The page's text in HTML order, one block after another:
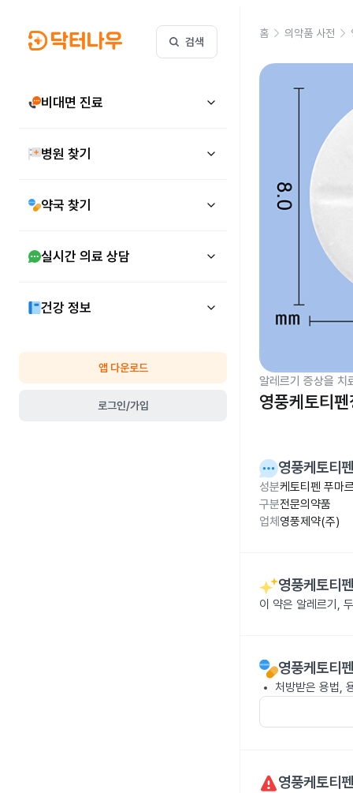
검색
비대면 진료
병원 찾기
약국 찾기
실시간 의료 상담
건강 정보
앱 다운로드
로그인/가입
홈 의약품 사전
알레르기 증상을 치
영풍케토티
영풍케토티
성분케토티펜 푸마
구분전문의약품
업체 영풍제약(주)
영풍케토티
이 약은 알레르기,
영풍케토티
처방받은 용법,
영풍케토티